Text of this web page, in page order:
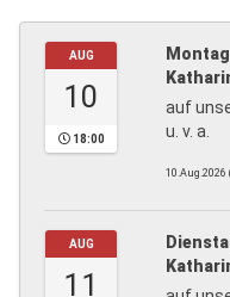
AUG
10
18:00
auf
u. v. a.
10.Aug.2026
AUG
11